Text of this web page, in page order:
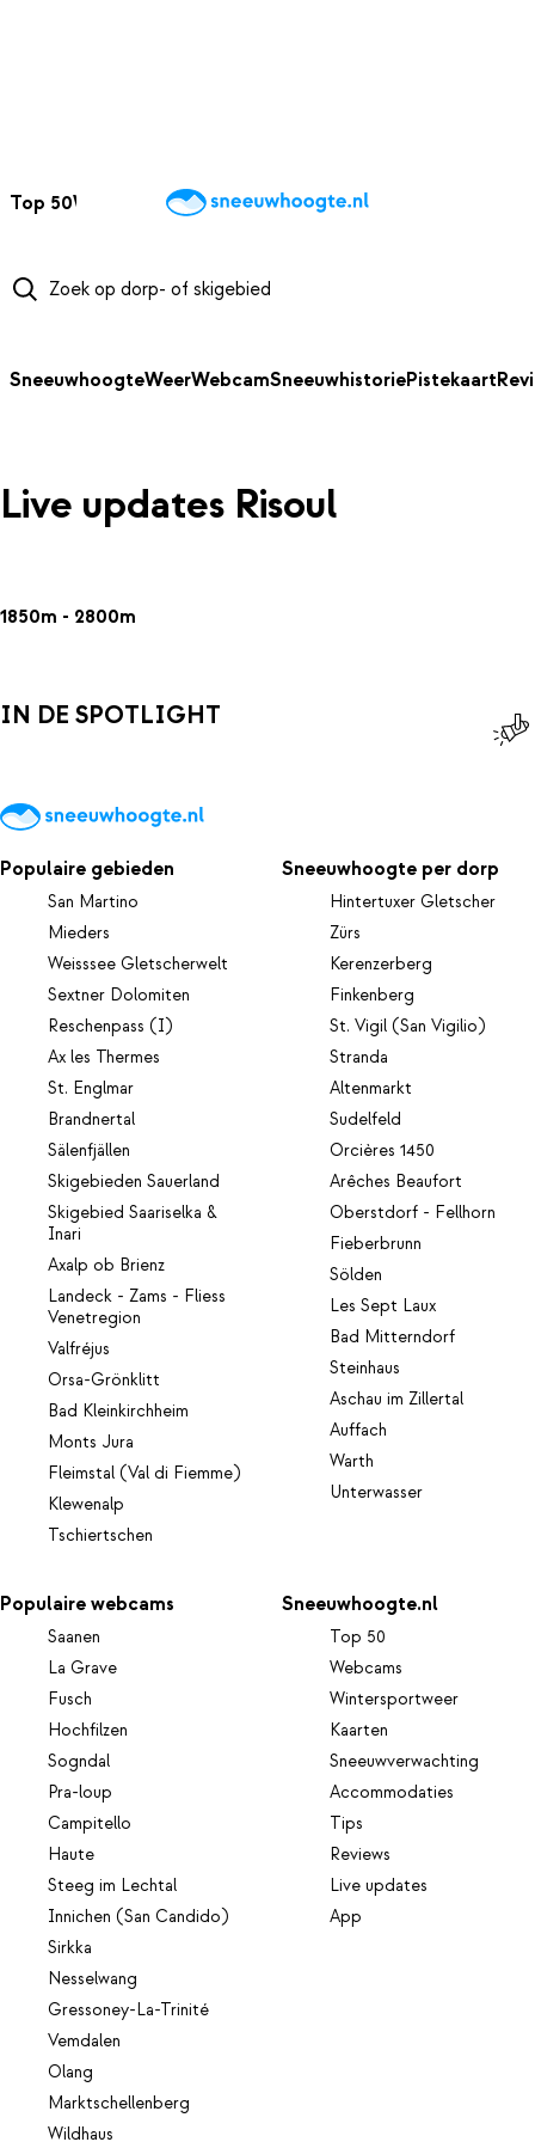
Top 50Webcams WintersportweerKaarten
SneeuwhoogteWeerWebcamSneeuwhistoriePistekaart
Live updates Risoul
1850m - 2800m
IN DE SPOTLIGHT
Populaire gebieden
San Martino
Mieders
Weisssee Gletscherwelt
Sextner Dolomiten
Reschenpass (I)
Ax les Thermes
St. Englmar
Brandnertal
Sälenfjällen
Skigebieden Sauerland
Skigebied Saariselka &
Inari
Axalp ob Brienz
Landeck - Zams - Fliess
Venetregion
Valfréjus
Orsa-Grönklitt
Bad Kleinkirchheim
Monts Jura
Fleimstal (Val di Fiemme)
Klewenalp
Tschiertschen
Sneeuwhoogte per dorp
Hintertuxer Gletscher
Zürs
Kerenzerberg
Finkenberg
St. Vigil (San Vigilio)
Stranda
Altenmarkt
Sudelfeld
Orcières 1450
Arêches Beaufort
Oberstdorf - Fellhorn
Fieberbrunn
Sölden
Les Sept Laux
Bad Mitterndorf
Steinhaus
Aschau im Zillertal
Auffach
Warth
Unterwasser
Populaire webcams
Saanen
La Grave
Fusch
Hochfilzen
Sogndal
Pra-loup
Campitello
Haute
Steeg im Lechtal
Innichen (San Candido)
Sirkka
Nesselwang
Gressoney-La-Trinité
Vemdalen
Olang
Marktschellenberg
Wildhaus
Sneeuwhoogte.nl
Top 50
Webcams
Wintersportweer
Kaarten
Sneeuwverwachting
Accommodaties
Tips
Reviews
Live updates
App